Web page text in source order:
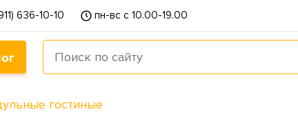
636-10-10 пн-вс с 10.00-19.00
гостиные